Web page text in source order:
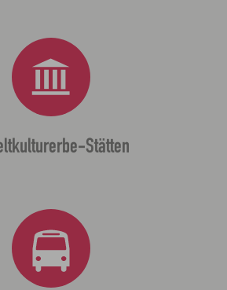
Stätten